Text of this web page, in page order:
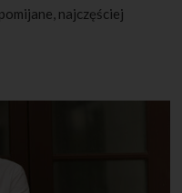
najczęściej